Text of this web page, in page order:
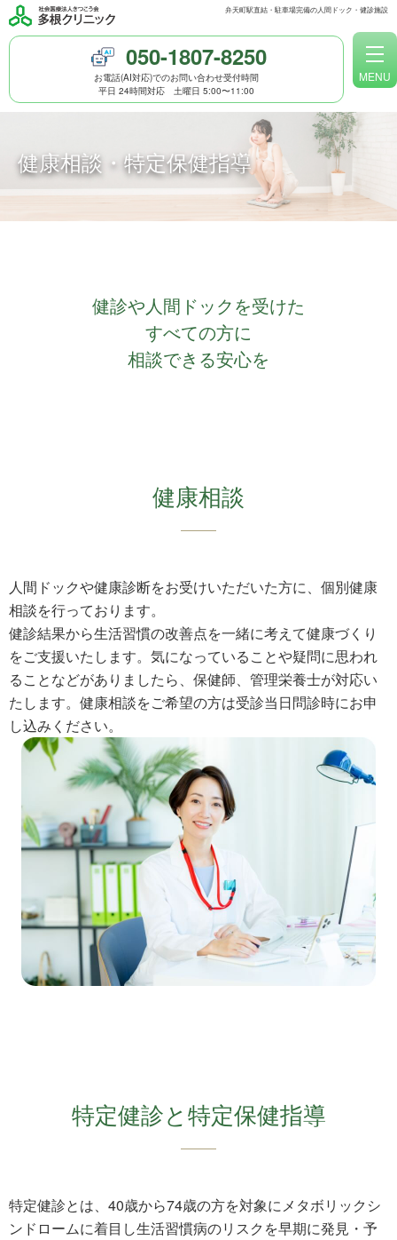
弁天町駅直結・駐車場完備の人間ドック・健診施設
050-1807-8250
お電話(AI対応)でのお問い合わせ受付時間
平日 24時間対応 土曜日 5:00〜11:00
MENU
健康診断のご案内
予約方法
人間ドックと健診
女性のための検診メニュー
多根クリニックについて
WEB問診
検査当日の流れ
よくある質問
お問い合わせ
個人情報保護
採用情報
健康相談・特定保健指導
健診や人間ドックを受けた
すべての方に
相談できる安心を
健康相談
人間ドックや健康診断をお受けいただいた方に、個別健康
相談を行っております。
健診結果から生活習慣の改善点を一緒に考えて健康づくり
をご支援いたします。気になっていることや疑問に思われ
ることなどがありましたら、保健師、管理栄養士が対応い
たします。健康相談をご希望の方は受診当日問診時にお申
し込みください。
特定健診と特定保健指導
特定健診とは、40歳から74歳の方を対象にメタボリックシ
ンドロームに着目し生活習慣病のリスクを早期に発見・予